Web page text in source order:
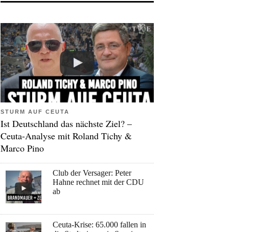
STURM AUF CEUTA
Ist Deutschland das nächste Ziel? –
Ceuta-Analyse mit Roland Tichy &
Marco Pino
Club der Versager: Peter
Hahne rechnet mit der CDU
ab
Ceuta-Krise: 65.000 fallen in